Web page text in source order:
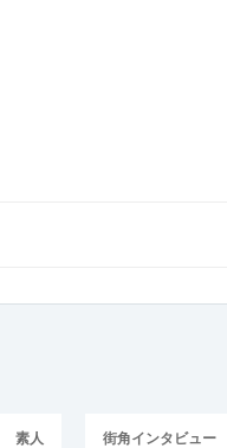
素人 街角インタビュー